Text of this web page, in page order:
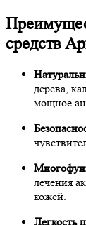
средств
дерева,
мощное
лечения
кожей.
Легкость